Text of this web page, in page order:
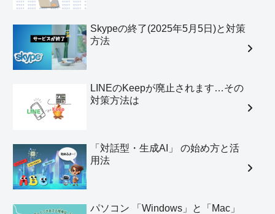
Skypeの終了(2025年5月5日)と対策
方法
LINEのKeepが廃止されます…その
対策方法は
「対話型・生成AI」 の始め方と活
用法
パソコン 「Windows」と「Mac」